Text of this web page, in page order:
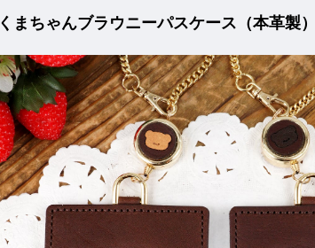
くまちゃんブラウニーパスケース（本革製